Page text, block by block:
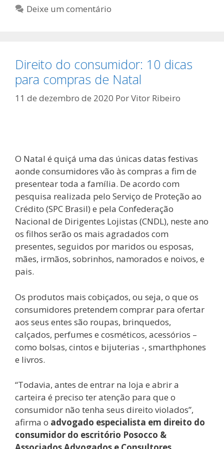
Deixe um comentário
Direito do consumidor: 10 dicas
para compras de Natal
11 de dezembro de 2020 PorVitor Ribeiro
O Natal é quiçá uma das únicas datas festivas
aonde consumidores vão às compras a fim de
presentear toda a família. De acordo com
pesquisa realizada pelo Serviço de Proteção ao
Crédito (SPC Brasil) e pela Confederação
Nacional de Dirigentes Lojistas (CNDL), neste ano
os filhos serão os mais agradados com
presentes, seguidos por maridos ou esposas,
mães, irmãos, sobrinhos, namorados e noivos, e
pais.
Os produtos mais cobiçados, ou seja, o que os
consumidores pretendem comprar para ofertar
aos seus entes são roupas, brinquedos,
calçados, perfumes e cosméticos, acessórios –
como bolsas, cintos e bijuterias -, smarthphones
e livros.
“Todavia, antes de entrar na loja e abrir a
carteira é preciso ter atenção para que o
consumidor não tenha seus direito violados”,
afirma o advogado especialista em direito do
consumidor do escritório Posocco &